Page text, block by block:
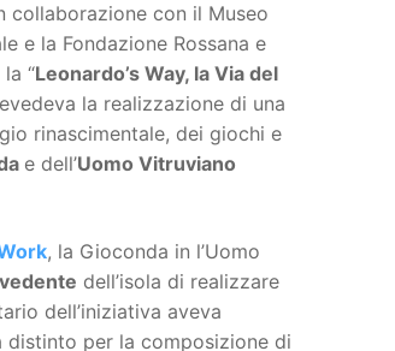
collaborazione con il Museo
e la Fondazione Rossana e
“Leonardo’s Way, la Via del
la realizzazione di una
rinascimentale, dei giochi e
e dell’Uomo Vitruviano
, la Gioconda in l’Uomo
dell’isola di realizzare
dell’iniziativa aveva
distinto per la composizione di